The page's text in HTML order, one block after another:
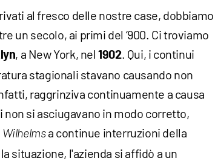
al fresco delle nostre case, dobbiamo
un secolo, ai primi del ‘900. Ci troviamo
, a New York, nel1902. Qui, i continui
stagionali stavano causando non
raggrinziva continuamente a causa
non si asciugavano in modo corretto,
a continue interruzioni della
situazione, l'azienda si affidò a un